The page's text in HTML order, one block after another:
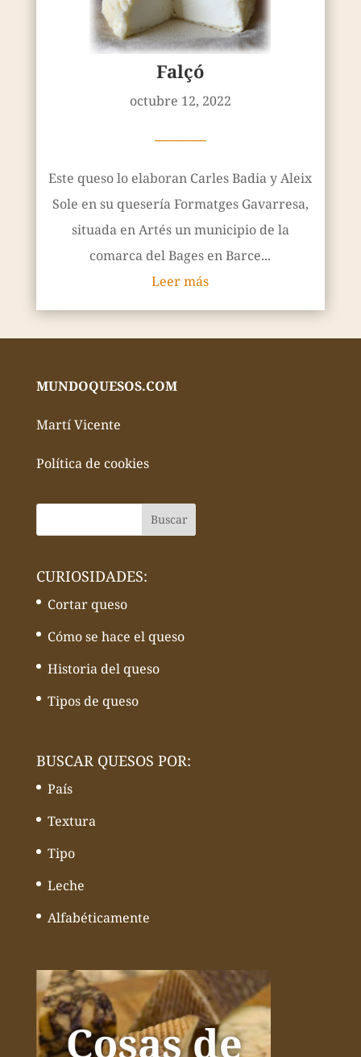
Falçó
octubre 12, 2022
————
Este queso lo elaboran Carles Badia y Aleix
Sole en su quesería Formatges Gavarresa,
situada en Artés un municipio de la
comarca del Bages en Barce...
Leer más
MUNDOQUESOS.COM
Martí Vicente
Política de cookies
CURIOSIDADES:
Cortar queso
Cómo se hace el queso
Historia del queso
Tipos de queso
BUSCAR QUESOS POR:
País
Textura
Tipo
Leche
Alfabéticamente